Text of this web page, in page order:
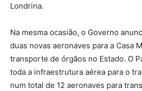
Londrina.
Na mesma ocasião, o Governo
duas novas aeronaves para a Casa
transporte de órgãos no Estado. O
toda a infraestrutura aérea para o
num total de 12 aeronaves para